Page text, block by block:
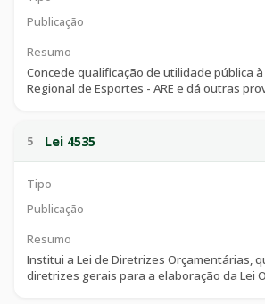
Publicação
Resumo
Concede qualificação de utilidade pública à
Regional de Esportes - ARE e dá outras
5 Lei 4535
Tipo
Publicação
Resumo
Institui a Lei de Diretrizes Orçamentárias,
diretrizes gerais para a elaboração da Lei